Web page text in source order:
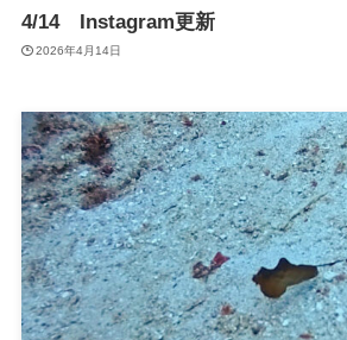
4/14 Instagram更新
2026年4月14日